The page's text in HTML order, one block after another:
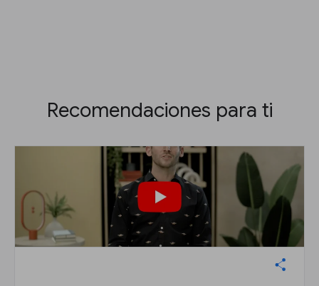
Recomendaciones para ti